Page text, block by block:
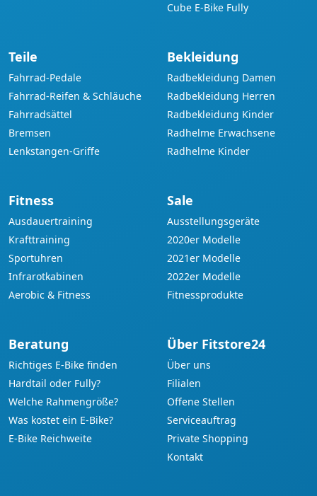
Cube E-Bike Fully
Teile
Fahrrad-Pedale
Fahrrad-Reifen & Schläuche
Fahrradsättel
Bremsen
Lenkstangen-Griffe
Bekleidung
Radbekleidung Damen
Radbekleidung Herren
Radbekleidung Kinder
Radhelme Erwachsene
Radhelme Kinder
Fitness
Ausdauertraining
Krafttraining
Sportuhren
Infrarotkabinen
Aerobic & Fitness
Sale
Ausstellungsgeräte
2020er Modelle
2021er Modelle
2022er Modelle
Fitnessprodukte
Beratung
Richtiges E-Bike finden
Hardtail oder Fully?
Welche Rahmengröße?
Was kostet ein E-Bike?
E-Bike Reichweite
Über Fitstore24
Über uns
Filialen
Offene Stellen
Serviceauftrag
Private Shopping
Kontakt